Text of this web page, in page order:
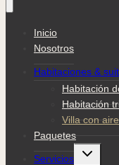
Inicio
Nosotros
Habitaciones &
Habitación
Habitación
Villa con
Paquetes
Servicios
Alternar